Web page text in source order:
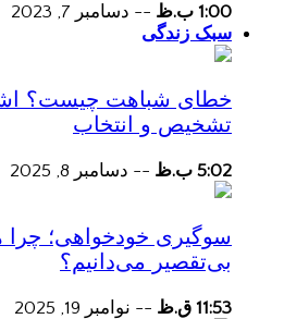
1:00 ب.ظ -- دسامبر 7, 2023
سبک زندگی
خطای شباهت چیست؟
تشخیص و انتخاب
5:02 ب.ظ -- دسامبر 8, 2025
سوگیری خودخواهی؛ چرا
بی‌تقصیر می‌دانیم؟
11:53 ق.ظ -- نوامبر 19, 2025